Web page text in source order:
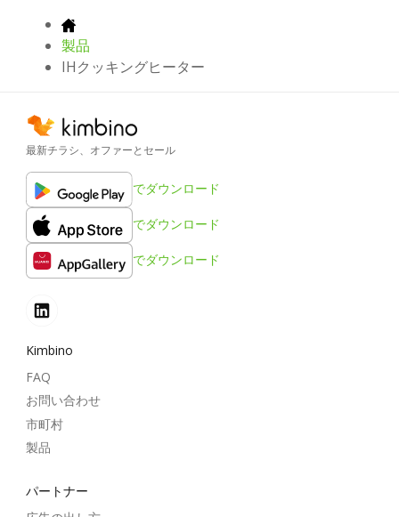
製品
IHクッキングヒーター
最新チラシ、オファーとセール
でダウンロード
でダウンロード
でダウンロード
Kimbino
FAQ
お問い合わせ
市町村
製品
パートナー